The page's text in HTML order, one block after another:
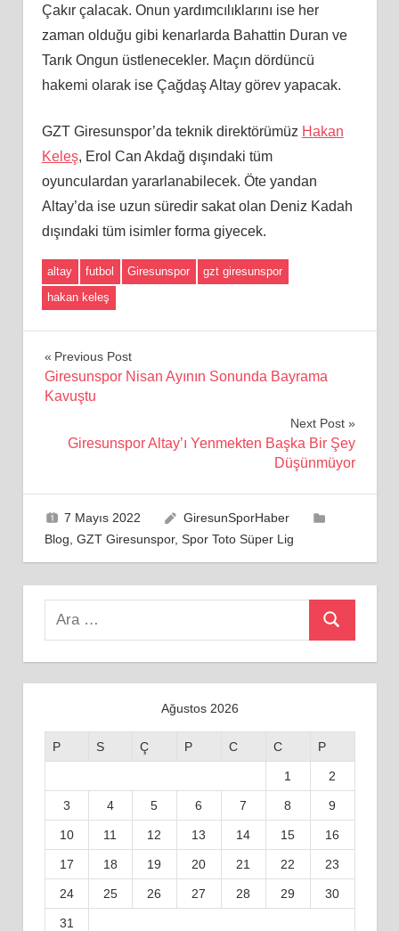
Çakır çalacak. Onun yardımcılıklarını ise her
zaman olduğu gibi kenarlarda Bahattin Duran ve
Tarık Ongun üstlenecekler. Maçın dördüncü
hakemi olarak ise Çağdaş Altay görev yapacak.
GZT Giresunspor’da teknik direktörümüz Hakan
Keleş, Erol Can Akdağ dışındaki tüm
oyunculardan yararlanabilecek. Öte yandan
Altay’da ise uzun süredir sakat olan Deniz Kadah
dışındaki tüm isimler forma giyecek.
altay futbol Giresunspor
gzt giresunspor
hakan keleş
Yazı
gezinmesi
Previous Post
Giresunspor Nisan Ayının Sonunda Bayrama
Kavuştu
Next Post
Giresunspor Altay’ı Yenmekten Başka Bir Şey
Düşünmüyor
7 Mayıs 2022
GiresunSporHaber
Blog GZT Giresunspor, Spor Toto Süper Lig
Search
Ara
Ağustos 2026
P S Ç P C C P
1 2
3 4 5 6 7 8 9
10 11 12 13 14 15 16
17 18 19 20 21 22 23
24 25 26 27 28 29 30
31